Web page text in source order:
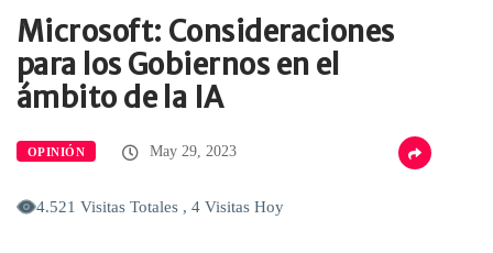
Microsoft: Consideraciones
para los Gobiernos en el
ámbito de la IA
OPINIÓN May 29, 2023
4.521 Visitas Totales , 4 Visitas Hoy